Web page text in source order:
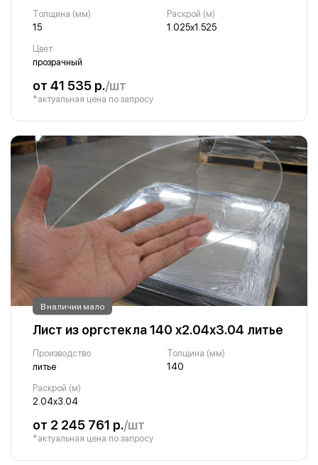
Толщина (мм)
15
Раскрой (м)
1.025х1.525
Цвет
прозрачный
от 41 535 р./шт
*актуальная цена по запросу
В наличии мало
Лист из оргстекла 140 х2.04х3.04 литье
Производство
литье
Толщина (мм)
140
Раскрой (м)
2.04х3.04
от 2 245 761 р./шт
*актуальная цена по запросу